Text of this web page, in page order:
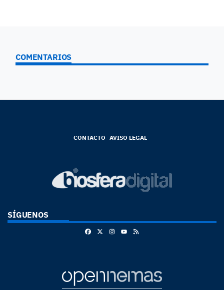
COMENTARIOS
CONTACTO AVISO LEGAL
SÍGUENOS
FacebookInstagram